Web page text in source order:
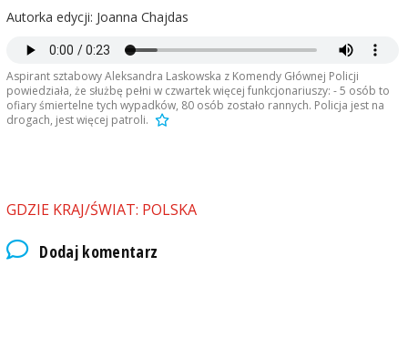
Autorka edycji: Joanna Chajdas
Aspirant sztabowy Aleksandra Laskowska z Komendy Głównej Policji
powiedziała, że służbę pełni w czwartek więcej funkcjonariuszy: - 5 osób to
ofiary śmiertelne tych wypadków, 80 osób zostało rannych. Policja jest na
drogach, jest więcej patroli.
GDZIE KRAJ/ŚWIAT: POLSKA
Dodaj komentarz